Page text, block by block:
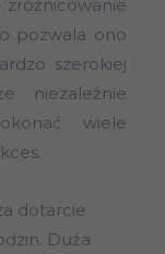
pozwala ono
szerokiej
niezależnie
wiele
dotarcie
Duża